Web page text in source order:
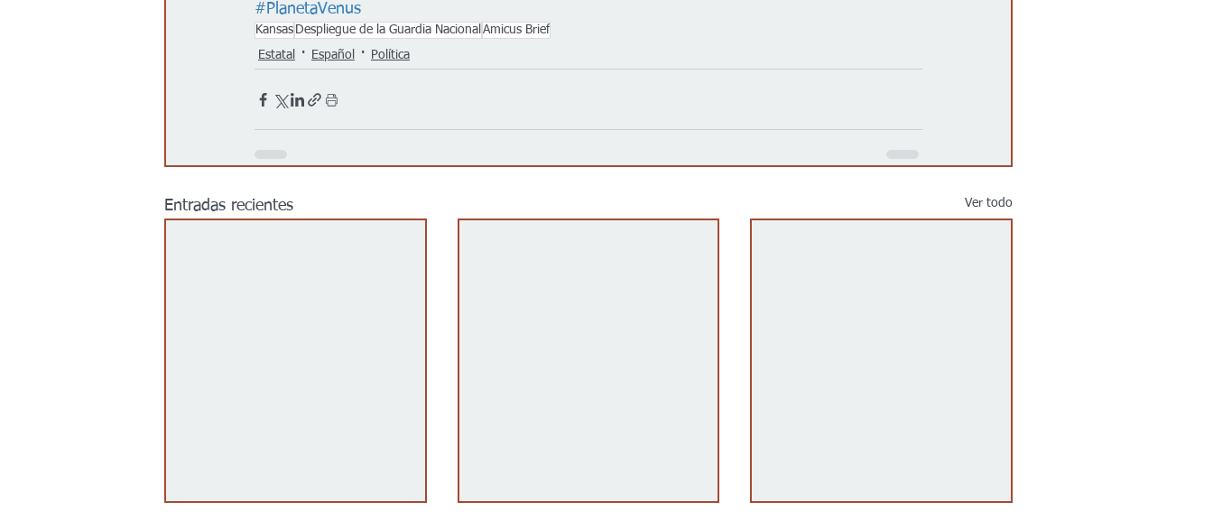
#PlanetaVenus
Kansas Despliegue de la Guardia Nacional Amicus Brief
Estatal
Español Política
Entradas recientes Ver todo